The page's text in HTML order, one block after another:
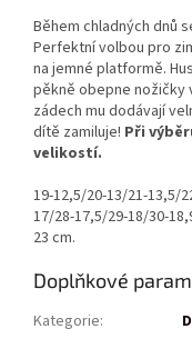
Během chladných dnů
Perfektní volbou pro
na jemné platformě.
pěkně obepne nožičky
zádech mu dodávají
dítě zamiluje! Při
velikostí.
19-12,5/20-13/21-13,5/
17/28-17,5/29-18/30-
23 cm.
Doplňkové
Kategorie: